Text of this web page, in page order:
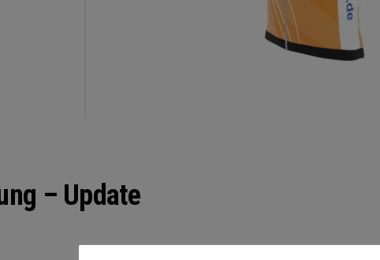
– Update